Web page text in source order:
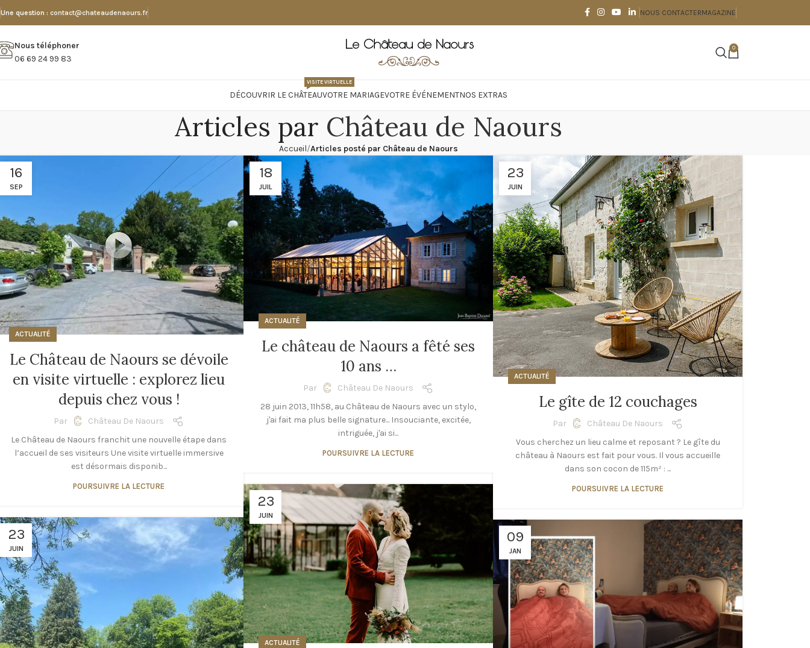
Une question : contact@chateaudenaours.fr NOUS CONTACTERMAGAZINE
Nous téléphoner
06 69 24 99 83
0
DÉCOUVRIR LE CHÂTEAU
VISITE VIRTUELLE
VOTRE MARIAGEVOTRE ÉVÉNEMENTNOS EXTRAS
Articles par Château de Naours
Accueil Articles posté par Château de Naours
16
SEP
ACTUALITÉ
Le Château de Naours se dévoile
en visite virtuelle : explorez lieu
depuis chez vous !
Par
Château De Naours
Le Château de Naours franchit une nouvelle étape dans
l’accueil de ses visiteurs Une visite virtuelle immersive
est désormais disponib...
POURSUIVRE LA LECTURE
18
JUIL
ACTUALITÉ
Le château de Naours a fêté ses
10 ans …
Par
Château De Naours
28 juin 2013, 11h58, au Château de Naours avec un stylo,
j'ai fait ma plus belle signature... Insouciante, excitée,
intriguée, j'ai si...
POURSUIVRE LA LECTURE
23
JUIN
ACTUALITÉ
Le gîte de 12 couchages
Par
Château De Naours
Vous cherchez un lieu calme et reposant ? Le gîte du
château à Naours est fait pour vous. Il vous accueille
dans son cocon de 115m² : ...
POURSUIVRE LA LECTURE
23
JUIN
ACTUALITÉ
23
JUIN
09
JAN